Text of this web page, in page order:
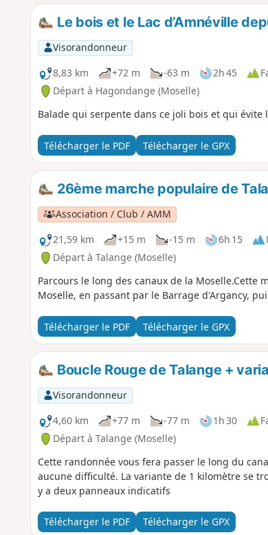
Le bois et le Lac d’Amnéville
Visorandonneur
8,83 km
+72 m -63 m 2h 45
Départ à Hagondange (Moselle)
Balade qui serpente dans ce joli bois et qui évite
Télécharger le PDF Télécharger le GPX
26ème marche populaire de
Association / Club / AMM
21,59 km
+15 m -15 m 6h 15
Départ à Talange (Moselle)
Parcours le long des canaux de la
Moselle, en passant par le Barrage d'Argancy,
Télécharger le PDF Télécharger le GPX
Boucle Rouge de Talange +
Visorandonneur
4,60 km
+77 m -77 m 1h 30
Départ à Talange (Moselle)
Cette randonnée vous fera passer le long du
aucune difficulté. La variante de 1 kilomètre se
y a deux panneaux indicatifs
Télécharger le PDF Télécharger le GPX